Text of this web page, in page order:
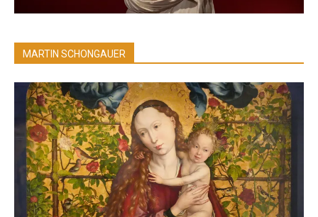
MARTIN SCHONGAUER